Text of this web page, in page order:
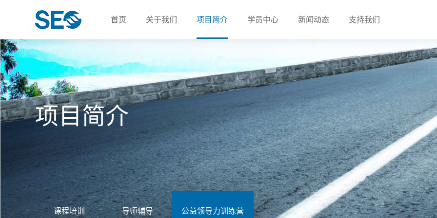
首页 关于我们 项目简介 学员中心 新闻动态 支持我们
项目简介
课程培训 导师辅导 公益领导力训练营